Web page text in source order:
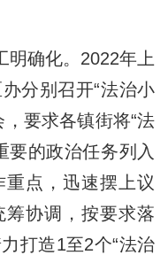
确化。2022年上
分别召开“法治小
要求各镇街将“法
要的政治任务列入
点，迅速摆上议
协调，按要求落
打造1至2个“法治